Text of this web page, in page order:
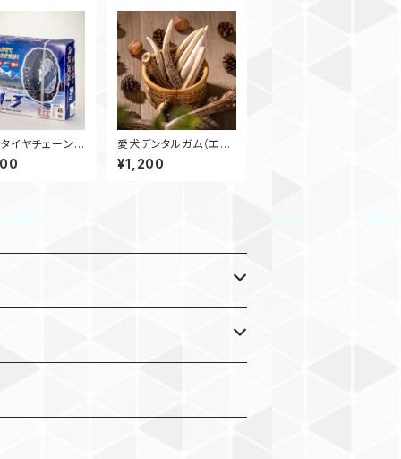
イヤチェーン
ースリー NJ-3
ェーン
愛犬デンタルガム（エゾ
鹿の角）Ｓサイズ 10cm
～15cm
¥1,200